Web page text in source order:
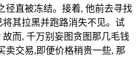
径直被冻结。接着, 他前去寻找
其拉黑并跑路消失不见。试
而, 千万别妄图贪图那几毛钱
卖交易,即便价格稍贵一些, 那